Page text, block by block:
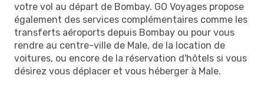
votre vol au départ de Bombay. GO Voyages propose
également des services complémentaires comme les
transferts aéroports depuis Bombay ou pour vous
rendre au centre-ville de Male, de la location de
voitures, ou encore de la réservation d'hôtels si vous
désirez vous déplacer et vous héberger à Male.